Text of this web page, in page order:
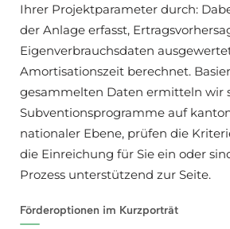
Ihrer Projektparameter durch:
der Anlage erfasst,
Eigenverbrauchsdaten
Amortisationszeit berechnet.
gesammelten Daten ermitteln wir
Subventionsprogramme auf
nationaler Ebene, prüfen die
die Einreichung für Sie ein oder
Prozess unterstützend zur Seite.
Förderoptionen im Kurzporträt